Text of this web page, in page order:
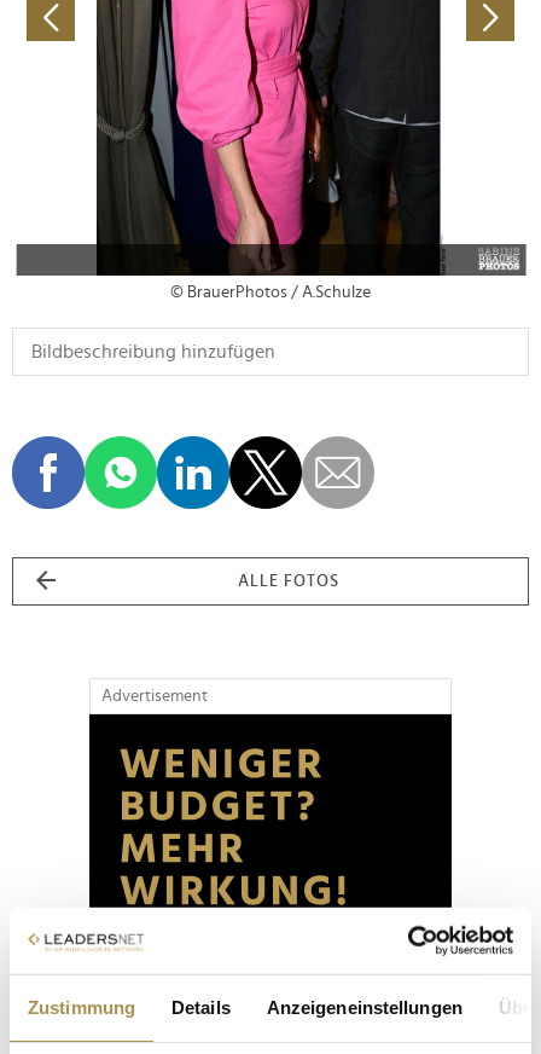
Zustimmung Details Anzeigeneinstellungen
© BrauerPhotos / A.Schulze
ALLE FOTOS
Advertisement